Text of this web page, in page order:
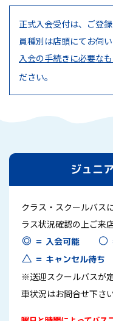
正式入会受付は、ご登
員種別は店頭にてお伺い
入会の手続きに必要な
ださい。
ジュニ
クラス・スクールバス
ラス状況確認の上ご来
◎ ＝ 入会可能 ○
△ ＝ キャンセル待ち
※送迎スクールバスが
車状況はお問合せ下さい